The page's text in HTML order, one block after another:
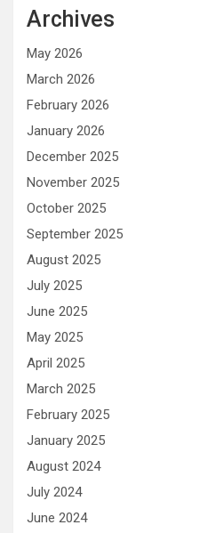
Archives
May 2026
March 2026
February 2026
January 2026
December 2025
November 2025
October 2025
September 2025
August 2025
July 2025
June 2025
May 2025
April 2025
March 2025
February 2025
January 2025
August 2024
July 2024
June 2024